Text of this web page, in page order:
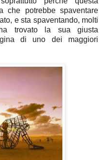
che potrebbe spaventare
e sta spaventando, molti
trovato la sua giusta
di uno dei maggiori